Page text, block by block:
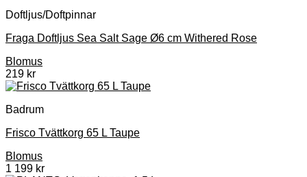
Doftljus/Doftpinnar
Fraga Doftljus Sea Salt Sage Ø6 cm Withered Rose
Blomus
219 kr
Badrum
Frisco Tvättkorg 65 L Taupe
Blomus
1 199 kr